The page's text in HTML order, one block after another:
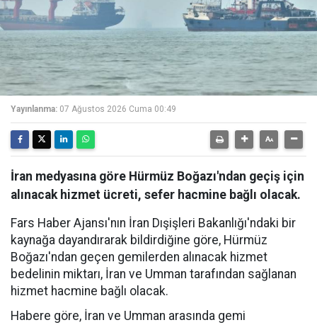
Yayınlanma: 07 Ağustos 2026 Cuma 00:49
İran medyasına göre Hürmüz Boğazı'ndan geçiş için
alınacak hizmet ücreti, sefer hacmine bağlı olacak.
Fars Haber Ajansı'nın İran Dışişleri Bakanlığı'ndaki bir
kaynağa dayandırarak bildirdiğine göre, Hürmüz
Boğazı'ndan geçen gemilerden alınacak hizmet
bedelinin miktarı, İran ve Umman tarafından sağlanan
hizmet hacmine bağlı olacak.
Habere göre, İran ve Umman arasında gemi